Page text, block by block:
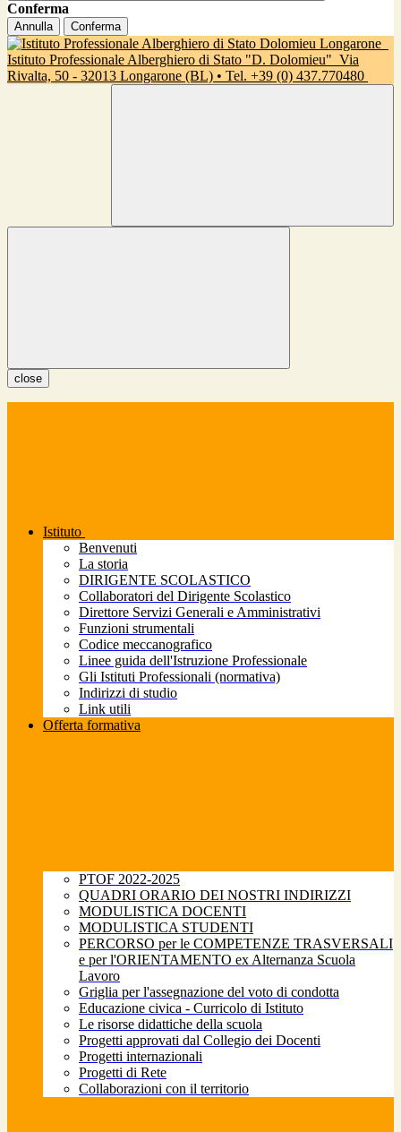
Conferma
Annulla Conferma
Istituto Professionale Alberghiero di Stato "D. Dolomieu" Via
Rivalta, 50 - 32013 Longarone (BL) • Tel. +39 (0) 437.770480
close
Istituto
Benvenuti
La storia
DIRIGENTE SCOLASTICO
Collaboratori del Dirigente Scolastico
Direttore Servizi Generali e Amministrativi
Funzioni strumentali
Codice meccanografico
Linee guida dell'Istruzione Professionale
Gli Istituti Professionali (normativa)
Indirizzi di studio
Link utili
Offerta formativa
PTOF 2022-2025
QUADRI ORARIO DEI NOSTRI INDIRIZZI
MODULISTICA DOCENTI
MODULISTICA STUDENTI
PERCORSO per le COMPETENZE TRASVERSALI
e per l'ORIENTAMENTO ex Alternanza Scuola
Lavoro
Griglia per l'assegnazione del voto di condotta
Educazione civica - Curricolo di Istituto
Le risorse didattiche della scuola
Progetti approvati dal Collegio dei Docenti
Progetti internazionali
Progetti di Rete
Collaborazioni con il territorio